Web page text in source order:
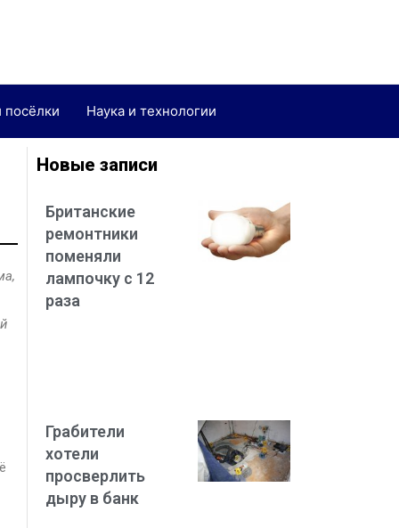
посёлки Наука и технологии
Новые записи
Британские
ремонтники
поменяли
лампочку с 12
раза
Грабители
хотели
просверлить
дыру в банк